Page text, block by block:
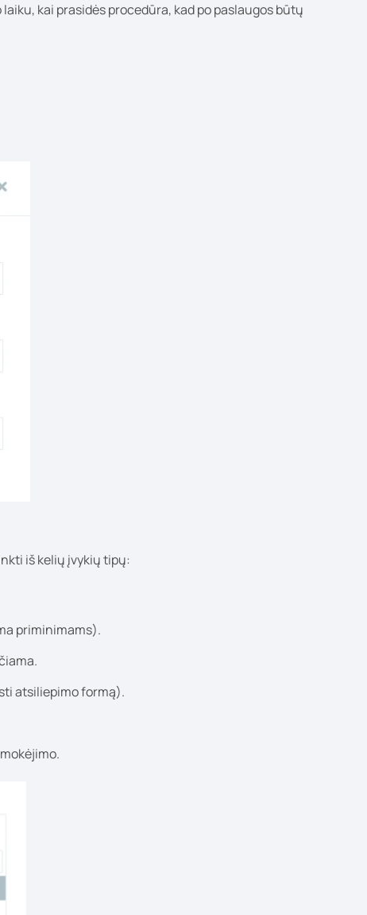
kai prasidės procedūra, kad po paslaugos būtų
iš kelių įvykių tipų:
priminimams).
atsiliepimo formą).